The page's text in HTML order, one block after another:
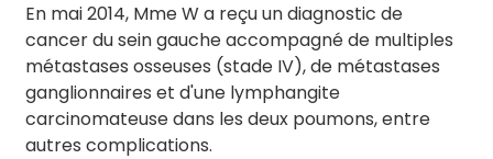
En mai 2014, Mme W a reçu un diagnostic de
cancer du sein gauche accompagné de multiples
métastases osseuses (stade IV), de métastases
ganglionnaires et d'une lymphangite
carcinomateuse dans les deux poumons, entre
autres complications.